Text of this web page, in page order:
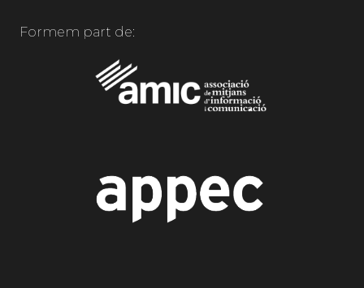
Formem part de: